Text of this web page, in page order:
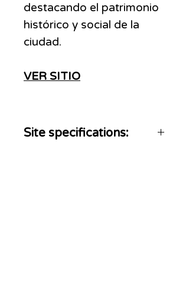
destacando el patrimonio
histórico y social de la
ciudad.
VER SITIO
Site specifications: